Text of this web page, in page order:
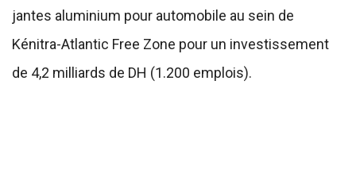
jantes aluminium pour automobile au sein de
Kénitra-Atlantic Free Zone pour un investissement
de 4,2 milliards de DH (1.200 emplois).